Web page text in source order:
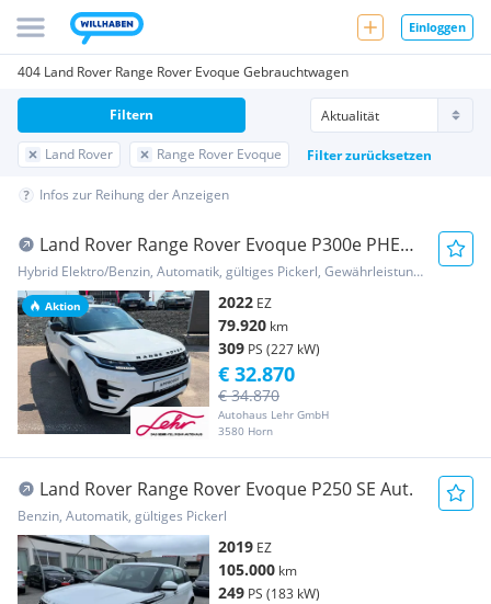
Einloggen
404 Land Rover Range Rover Evoque Gebrauchtwagen
Land Rover Range Rover Evoque Filter zurücksetzen
Filtern
Infos zur Reihung der Anzeigen
Aktion
Land Rover Range Rover Evoque P300e PHEV
AWD R-Dynamic S Aut.
Hybrid Elektro/Benzin, Automatik, gültiges Pickerl, Gewährleistung, Garantie
2022 EZ
79.920 km
309 PS (227 kW)
Autohaus Lehr GmbH
3580 Horn
€ 34.870
€ 32.870
Land Rover Range Rover Evoque P250 SE Aut.
Benzin, Automatik, gültiges Pickerl
2019 EZ
105.000 km
249 PS (183 kW)